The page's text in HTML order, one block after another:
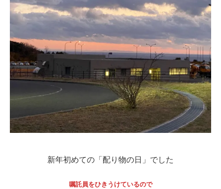
新年初めての「配り物の日」でした
嘱託員をひきうけているので